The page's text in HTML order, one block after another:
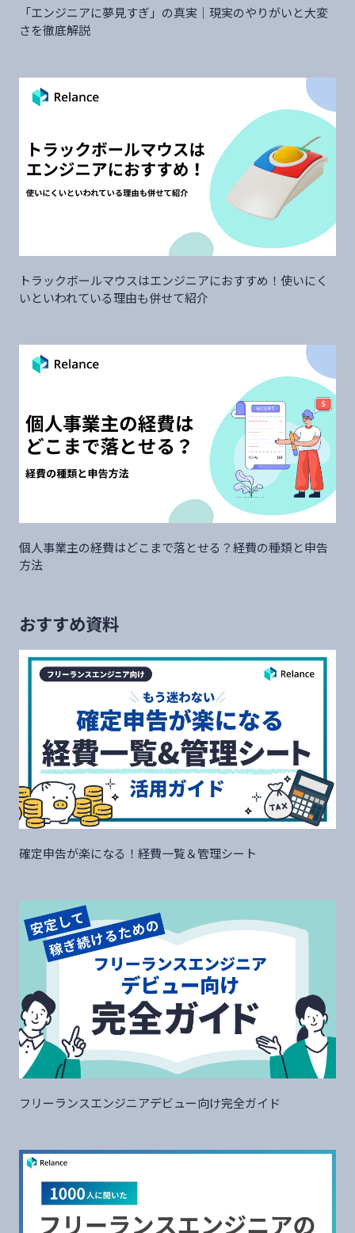
「エンジニアに夢見すぎ」の真実｜現実のやりがいと大変
さを徹底解説
トラックボールマウスはエンジニアにおすすめ！使いにく
いといわれている理由も併せて紹介
個人事業主の経費はどこまで落とせる？経費の種類と申告
方法
おすすめ資料
確定申告が楽になる！経費一覧＆管理シート
フリーランスエンジニアデビュー向け完全ガイド